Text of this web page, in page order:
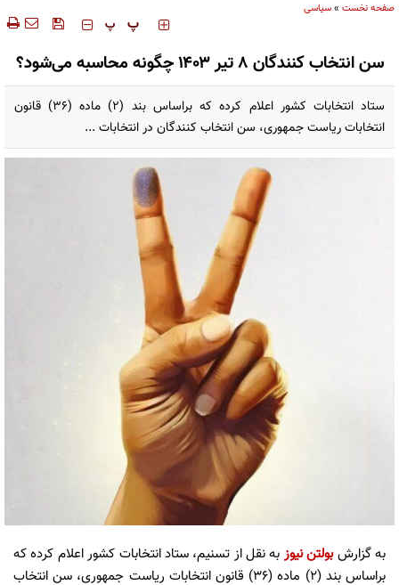
صفحه نخست »سیاسی
‍‍‍ پ پ
سن انتخاب کنندگان ۸ تیر ۱۴۰۳ چگونه محاسبه می‌شود؟
ستاد انتخابات کشور اعلام کرده که براساس بند (۲) ماده (۳۶) قانون
انتخابات ریاست جمهوری، سن انتخاب کنندگان در انتخابات ...
به گزارشبولتن نیوز به نقل از تسنیم، ستاد انتخابات کشور اعلام کرده که
براساس بند (۲) ماده (۳۶) قانون انتخابات ریاست جمهوری، سن انتخاب